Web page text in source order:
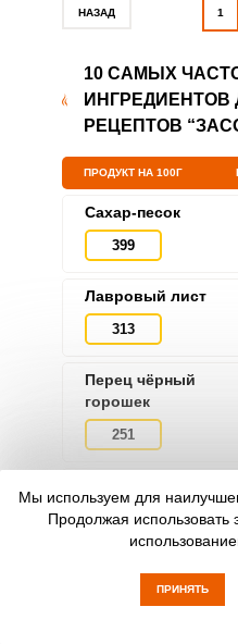
НАЗАД 1
10 САМЫХ
ИНГРЕДИЕНТОВ
РЕЦЕПТОВ
ПРОДУКТ НА 100Г
Сахар-песок
399
Лавровый лист
313
Перец чёрный
горошек
251
191
растительное
Мы используем для
Продолжая использовать
ПРИНЯТЬ